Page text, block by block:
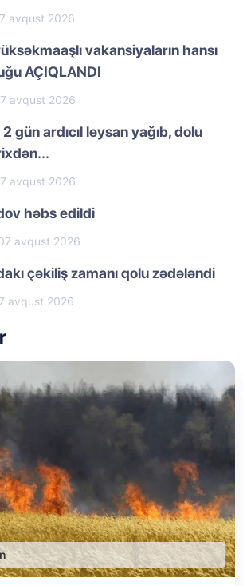
avqust 2026
vakansiyaların hansı
AÇIQLANDI
avqust 2026
gün ardıcıl leysan yağıb, dolu
avqust 2026
həbs edildi
avqust 2026
çəkiliş zamanı qolu zədələndi
avqust 2026